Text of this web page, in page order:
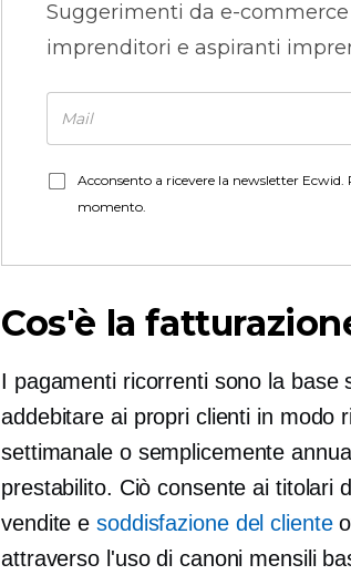
Suggerimenti da e-commerce
imprenditori e aspiranti
Acconsento a ricevere la newsletter
momento.
Cos'è la
I pagamenti ricorrenti sono la base
addebitare ai propri clienti in modo
settimanale o semplicemente
prestabilito. Ciò consente ai titolari
vendite esoddisfazione del cliente
attraverso l'uso di canoni mensili